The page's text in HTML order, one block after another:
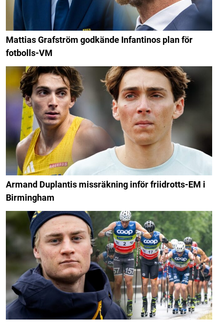
Mattias Grafström godkände Infantinos plan för
fotbolls-VM
Armand Duplantis missräkning inför friidrotts-EM i
Birmingham